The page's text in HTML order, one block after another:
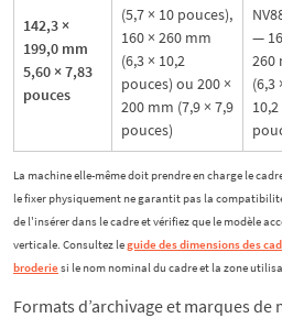
142,3 ×
199,0 mm
5,60 × 7,83
pouces
(5,7 × 10 pouces),
160 × 260 mm
(6,3 × 10,2
pouces) ou 200 ×
200 mm (7,9 × 7,9
pouces)
—
260
(6,3
10,2
La machine elle-même doit prendre en charge le
le fixer physiquement ne garantit pas la
de l'insérer dans le cadre et vérifiez que le modèle
verticale. Consultez leguide des dimensions des
broderiesi le nom nominal du cadre et la zone
Formats d’archivage et marques de